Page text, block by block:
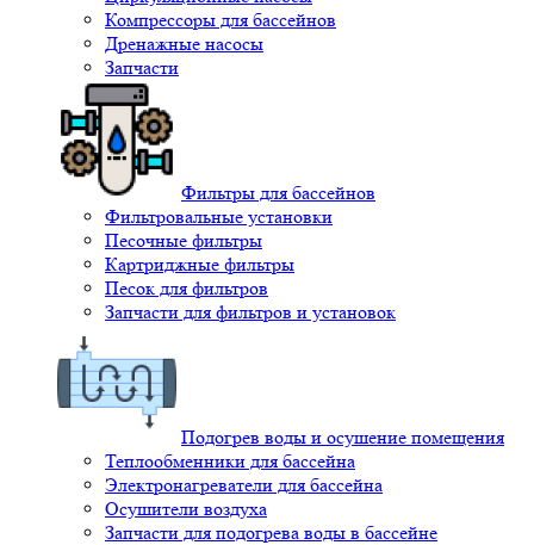
Компрессоры для бассейнов
Дренажные насосы
Запчасти
Фильтры для бассейнов
Фильтровальные установки
Песочные фильтры
Картриджные фильтры
Песок для фильтров
Запчасти для фильтров и установок
Подогрев воды и осушение помещения
Теплообменники для бассейна
Электронагреватели для бассейна
Осушители воздуха
Запчасти для подогрева воды в бассейне